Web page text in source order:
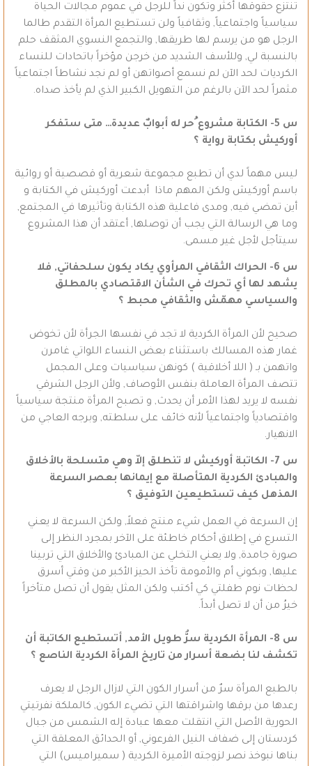
تنتزع حقوقها أكثر وتكون نداً للرجل في عموم مجالات الحياة
سياسياً واجتماعياً, وثقافياً ولن تستطيع المرأة التقدم طالما
الرجل هو من يرسم لها طريقها, والتجمع النسوي المثقف حلم
بالنسبة لي, وللأسف الشديد من خرجن مؤخراً باتحادات للنساء
الكرديات لحد الآن لم نسمع أصواتهن أو لم نجد نشاطاً اجتماعياً
مثمراً لحد الآن بالرغم من التهويل الكبير الذي لم يأخذ صداه.
س 5- الكتابة مشروع ُحر له أبوابٌ عديدة… متى ستفكر
أوركيش بكتابة رواية ؟
ليس مهماً لدي أن تطبع مجموعة شعرية أو قصصية أو روائية
باسم أوركيش ولكن المهم ماذا أبدعت أوركيش في الكتابة و
أين تمضي فيه, ومدى فاعلية هذه الكتابة وتأثيرها في المجتمع,
وما هي الرسالة التي يجب أن توصلها, أعتقد أن هذا المشروع
سيتأجل لأجل غير مسمى.
س 6- الحراك الثقافي المرأوي يكاد يكون سلحفاتي, فلا
يشهد لها أي تحرك في الشأن الاقتصادي بالمطلق
والسياسي مهمّش والثقافي محبط ؟
صحيح لأن المرأة الكردية لا تجد في نفسها الجرأة لأن تخوض
غمار هذه المسالك باستثناء بعض النساء اللواتي غامرن
واتهمن بـ ( اللا أخلاقية ) كونهن سياسيات وعلى المجمل
تتصف المرأة العاملة بنفس الأوصاف, ولأن الرجل الشرقي
نفسه لا يريد لهذا الأمر أن يحدث, و تصبح المرأة منتجة سياسياً
واقتصادياً واجتماعياً لأنه خائف على سلطته, وبرجه العاجي من
الانهيار.
س 7- الكاتبة أوركيش لا تنطلق إلاّ وهي متسلحة بالأخلاق
والمبادئ الكردية المتأصلة مع إيمانها بعصر السرعة
المذهل كيف تستطيعين التوفيق ؟
إن السرعة في العمل شيء منتج فعلاً, ولكن السرعة لا يعني
التسرع في إطلاق أحكام خاطئة على الآخر بمجرد النظر إلى
صورة جامدة, ولا يعني التخلي عن المبادئ والأخلاق التي تربينا
عليها, وبكوني أم والأمومة تأخذ الحيز الأكبر من وقتي أسرق
لحظات نوم طفلتي كي أكتب ولكن المثل يقول أن تصل متأخراً
خيرُ من أن لا تصل أبداً.
س 8- المرأة الكردية سرُّ طويل الأمد, أتستطيع الكاتبة أن
تكشف لنا بضعة أسرار من تاريخ المرأة الكردية الناصع ؟
بالطبع المرأة سرٌ من أسرار الكون التي لازال الرجل لا يعرف
رعدها من برقها واشراقتها التي تضيء الكون, كالملكة نفرتيتي
الحورية الأصل التي انتقلت معها عبادة إله الشمس من جبال
كردستان إلى ضفاف النيل الفرعوني, أو الحدائق المعلقة التي
بناها نبوخذ نصر لزوجته الأميرة الكردية ( سميراميس) التي